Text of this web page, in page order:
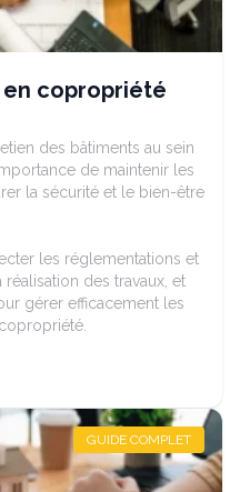
copropriété
des bâtiments au sein
de maintenir les
la sécurité et le bien-être
les réglementations et
des travaux, et
gérer efficacement les
GUIDE COMPLET